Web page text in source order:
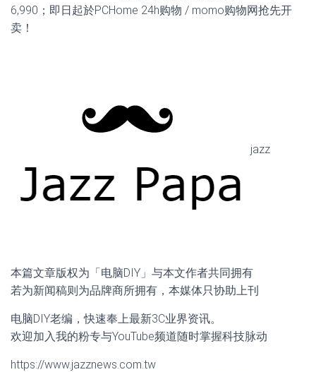
6,990；即日起於PCHome 24h购物 / momo购物网抢先开
卖！
jazz
本篇文章版权为「电脑DIY」与本文作者共同拥有
若为新闻稿则为品牌商所拥有，本媒体只协助上刊
电脑DIY老编，快速奉上最新3C业界资讯。
欢迎加入我的粉专与YouTube频道随时掌握科技脉动
https://www.jazznews.com.tw